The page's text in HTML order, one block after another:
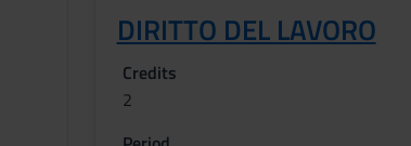
DIRITTO DEL LAVORO
Credits
2